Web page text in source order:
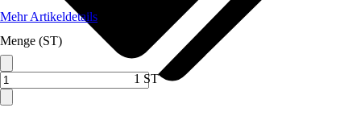
Mehr Artikeldetails
Menge (ST)
1 ST